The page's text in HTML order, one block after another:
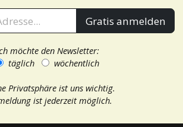
Gratis anmelden
möchte den Newsletter:
täglich
wöchentlich
Privatsphäre ist uns wichtig.
ist jederzeit möglich.